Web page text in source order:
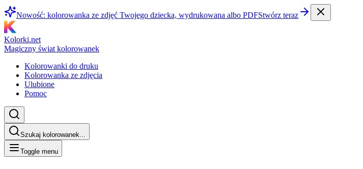
Nowość: kolorowanka ze zdjęć Twojego dziecka, wydrukowana albo PDFStwórz teraz
Kolorki.net
Magiczny świat kolorowanek
Kolorowanki do druku
Kolorowanka ze zdjęcia
Ulubione
Pomoc
Szukaj kolorowanek...
Toggle menu